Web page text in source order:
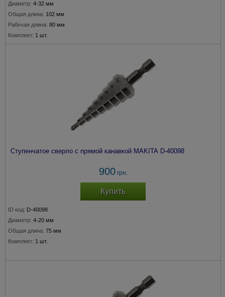
Диаметр: 4-32 мм
Общая длина: 102 мм
Рабочая длина: 80 мм
Комплект: 1 шт.
Ступенчатое сверло с прямой канавкой MAKITA D-40098
900грн.
Купить
ID код: D-40098
Диаметр: 4-20 мм
Общая длина: 75 мм
Комплект: 1 шт.